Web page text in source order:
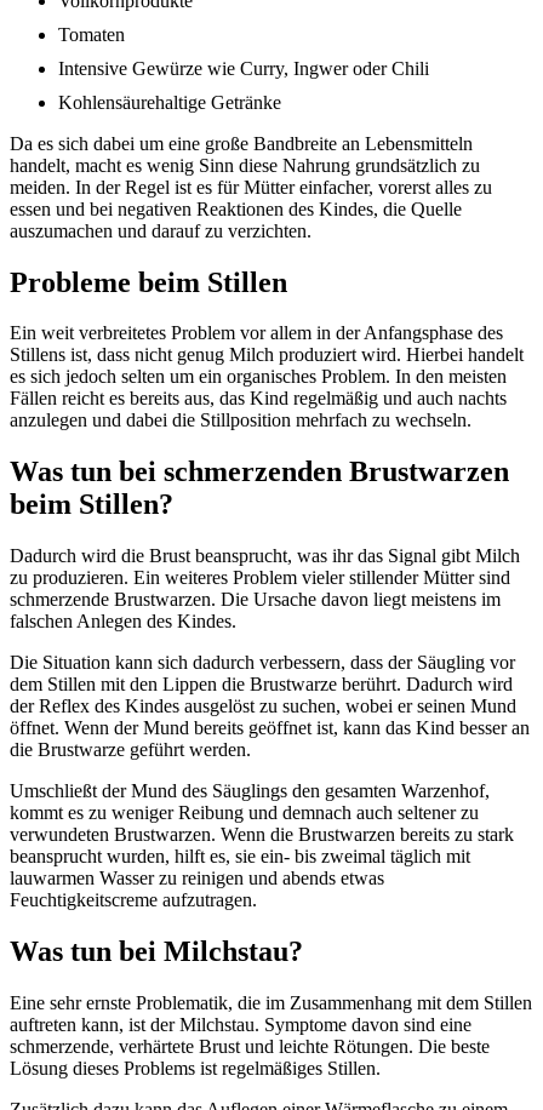
Tomaten
Intensive Gewürze wie Curry, Ingwer oder Chili
Kohlensäurehaltige Getränke
Da es sich dabei um eine große Bandbreite an Lebensmitteln
handelt, macht es wenig Sinn diese Nahrung grundsätzlich zu
meiden. In der Regel ist es für Mütter einfacher, vorerst alles zu
essen und bei negativen Reaktionen des Kindes, die Quelle
auszumachen und darauf zu verzichten.
Probleme beim Stillen
Ein weit verbreitetes Problem vor allem in der Anfangsphase des
Stillens ist, dass nicht genug Milch produziert wird. Hierbei handelt
es sich jedoch selten um ein organisches Problem. In den meisten
Fällen reicht es bereits aus, das Kind regelmäßig und auch nachts
anzulegen und dabei die Stillposition mehrfach zu wechseln.
Was tun bei schmerzenden Brustwarzen
beim Stillen?
Dadurch wird die Brust beansprucht, was ihr das Signal gibt Milch
zu produzieren. Ein weiteres Problem vieler stillender Mütter sind
schmerzende Brustwarzen. Die Ursache davon liegt meistens im
falschen Anlegen des Kindes.
Die Situation kann sich dadurch verbessern, dass der Säugling vor
dem Stillen mit den Lippen die Brustwarze berührt. Dadurch wird
der Reflex des Kindes ausgelöst zu suchen, wobei er seinen Mund
öffnet. Wenn der Mund bereits geöffnet ist, kann das Kind besser an
die Brustwarze geführt werden.
Umschließt der Mund des Säuglings den gesamten Warzenhof,
kommt es zu weniger Reibung und demnach auch seltener zu
verwundeten Brustwarzen. Wenn die Brustwarzen bereits zu stark
beansprucht wurden, hilft es, sie ein- bis zweimal täglich mit
lauwarmen Wasser zu reinigen und abends etwas
Feuchtigkeitscreme aufzutragen.
Was tun bei Milchstau?
Eine sehr ernste Problematik, die im Zusammenhang mit dem Stillen
auftreten kann, ist der Milchstau. Symptome davon sind eine
schmerzende, verhärtete Brust und leichte Rötungen. Die beste
Lösung dieses Problems ist regelmäßiges Stillen.